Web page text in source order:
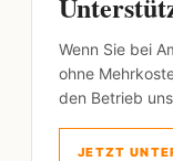
Wenn Sie bei
ohne
den Betrieb
JETZT